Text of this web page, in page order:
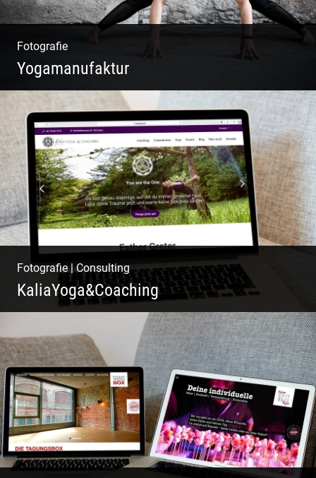
Fotografie
Yogamanufaktur
Yoga | Fashion | Cool & symphatisch
Fotografie|Consulting
KaliaYoga&Coaching
Pint- & Webdesign, Fotografie & Corporate-
Design